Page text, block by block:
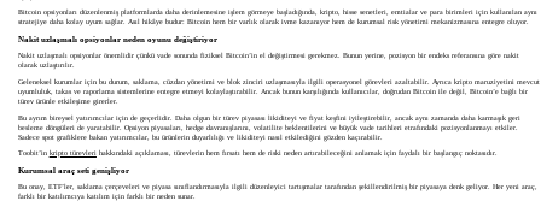
Bitcoin opsiyonları düzenlenmiş platformlarda daha derinlemesine işlem görmeye başladığında, kripto, hisse senetleri, emtialar ve para birimleri için kullanılan aynı
stratejiye daha kolay uyum sağlar. Asıl hikâye budur: Bitcoin hem bir varlık olarak ivme kazanıyor hem de kurumsal risk yönetimi mekanizmasına entegre oluyor.
Nakit uzlaşmalı opsiyonlar neden oyunu değiştiriyor
Nakit uzlaşmalı opsiyonlar önemlidir çünkü vade sonunda fiziksel Bitcoin’in el değiştirmesi gerekmez. Bunun yerine, pozisyon bir endeks referansına göre nakit
olarak uzlaştırılır.
Geleneksel kurumlar için bu durum, saklama, cüzdan yönetimi ve blok zinciri uzlaşmasıyla ilgili operasyonel görevleri azaltabilir. Ayrıca kripto maruziyetini mevcut
uyumluluk, takas ve raporlama sistemlerine entegre etmeyi kolaylaştırabilir. Ancak bunun karşılığında kullanıcılar, doğrudan Bitcoin ile değil, Bitcoin’e bağlı bir
türev ürünle etkileşime girerler.
Bu ayrım bireysel yatırımcılar için de geçerlidir. Daha olgun bir türev piyasası likiditeyi ve fiyat keşfini iyileştirebilir, ancak aynı zamanda daha karmaşık geri
besleme döngüleri de yaratabilir. Opsiyon piyasaları, hedge davranışlarını, volatilite beklentilerini ve büyük vade tarihleri etrafındaki pozisyonlanmayı etkiler.
Sadece spot grafiklere bakan yatırımcılar, bu ürünlerin duyarlılığı ve likiditeyi nasıl etkilediğini gözden kaçırabilir.
Toobit’in kripto türevleri hakkındaki açıklaması, türevlerin hem fırsatı hem de riski neden artırabileceğini anlamak için faydalı bir başlangıç noktasıdır.
Kurumsal araç seti genişliyor
Bu onay, ETF’ler, saklama çerçeveleri ve piyasa sınıflandırmasıyla ilgili düzenleyici tartışmalar tarafından şekillendirilmiş bir piyasaya denk geliyor. Her yeni araç,
farklı bir katılımcıya katılım için farklı bir neden sunar.